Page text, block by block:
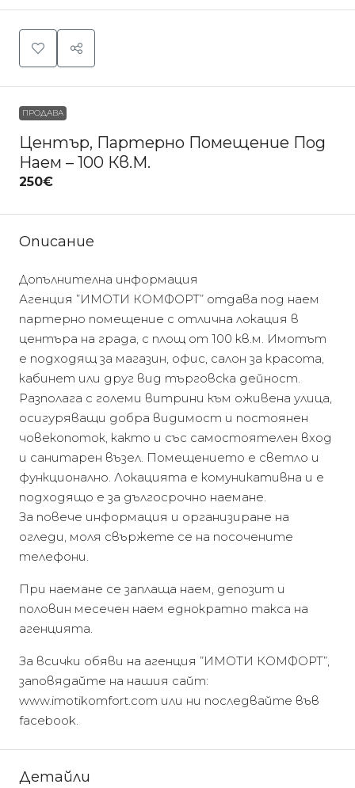
ПРОДАВА
Център, Партерно Помещение Под
Наем – 100 Кв.м.
250€
Описание
Допълнителна информация
Агенция ”ИМОТИ КОМФОРТ” отдава под наем
партерно помещение с отлична локация в
центъра на града, с площ от 100 кв.м. Имотът
е подходящ за магазин, офис, салон за красота,
кабинет или друг вид търговска дейност.
Разполага с големи витрини към оживена улица,
осигуряващи добра видимост и постоянен
човекопоток, както и със самостоятелен вход
и санитарен възел. Помещението е светло и
функционално. Локацията е комуникативна и е
подходящо е за дългосрочно наемане.
За повече информация и организиране на
огледи, моля свържете се на посочените
телефони.
При наемане се заплаща наем, депозит и
половин месечен наем еднократно такса на
агенцията.
За всички обяви на агенция ”ИМОТИ КОМФОРТ”,
заповядайте на нашия сайт:
www.imotikomfort.com или ни последвайте във
facebook.
Детайли